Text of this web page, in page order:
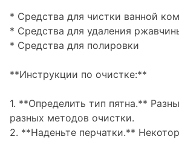
* Средства для чистки ванной
* Средства для удаления
* Средства для полировки
**Инструкции по очистке:**
1. **Определить тип пятна.**
разных методов очистки.
2. **Наденьте перчатки.**